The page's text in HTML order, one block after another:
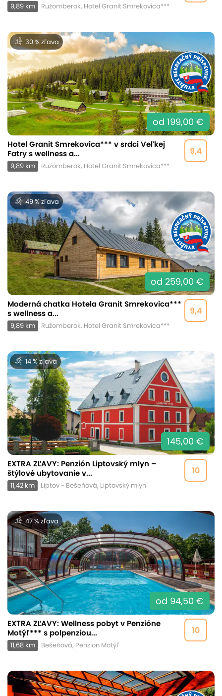
9,89 km Ružomberok, Hotel Granit Smrekovica***
30 % zľava
od 199,00 €
9,4
Hotel Granit Smrekovica*** v srdci Veľkej
Fatry s wellness a...
9,89 km Ružomberok, Hotel Granit Smrekovica***
49 % zľava
od 259,00 €
9,4
Moderná chatka Hotela Granit Smrekovica***
s wellness a...
9,89 km Ružomberok, Hotel Granit Smrekovica***
14 % zľava
145,00 €
10
EXTRA ZĽAVY: Penzión Liptovský mlyn –
štýlové ubytovanie v...
11,42 km Liptov - Bešeňová, Liptovský mlyn
47 % zľava
od 94,50 €
10
EXTRA ZĽAVY: Wellness pobyt v Penzióne
Motýľ*** s polpenziou...
11,68 km Bešeňová, Penzion Motýľ